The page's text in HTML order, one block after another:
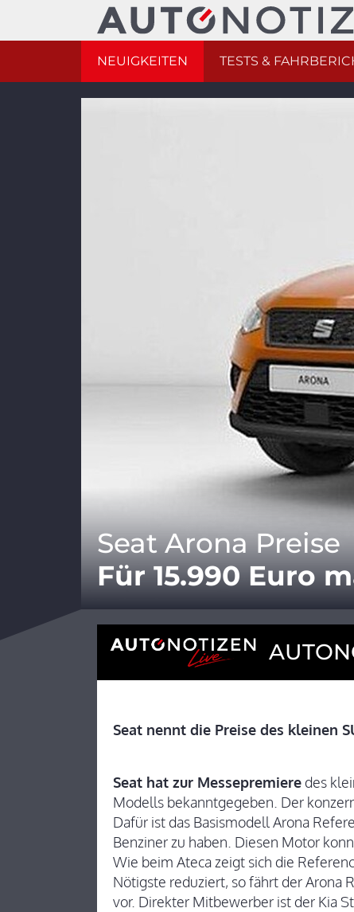
NEUIGKEITEN TESTS &
Seat Arona Preise
Für 15.990 Euro
Seat nennt die Preise des kleinen
Seat hat zur Messepremieredes
Modells bekanntgegeben. Der
Dafür ist das Basismodell Arona
Benziner zu haben. Diesen Motor
Wie beim Ateca zeigt sich die
Nötigste reduziert, so fährt der Arona
vor. Direkter Mitbewerber ist der Kia